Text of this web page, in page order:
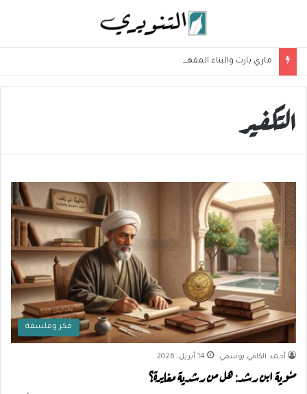
ماري بارث والبناء المفهومي في ديداكتيك الفلسفة
التكفير
فكر وفلسفة
أحمد الكافي يوسفي 14 أبريل، 2026
مئوية ابن رشد: هل من رشدية مغايرة؟